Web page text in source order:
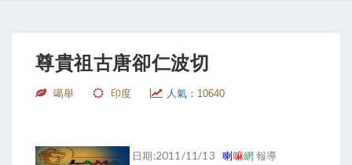
尊貴祖古唐卻仁波切
噶舉 印度 人氣： 10640
日期:2011/11/13喇嘛網報導